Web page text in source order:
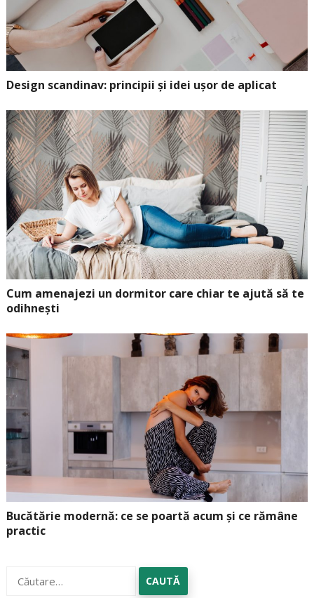
Design scandinav: principii și idei ușor de aplicat
Cum amenajezi un dormitor care chiar te ajută să te
odihnești
Bucătărie modernă: ce se poartă acum și ce rămâne
practic
după: